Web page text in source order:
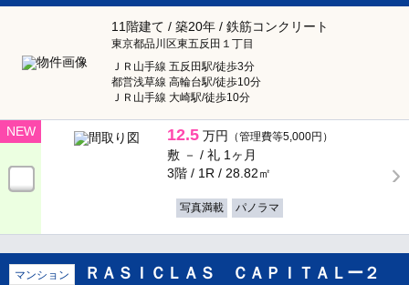
11階建て / 築20年 / 鉄筋コンクリート
東京都品川区東五反田１丁目
ＪＲ山手線 五反田駅/徒歩3分
都営浅草線 高輪台駅/徒歩10分
ＪＲ山手線 大崎駅/徒歩10分
NEW 12.5 万円 （管理費等5,000円）
敷 － / 礼 1ヶ月
3階 / 1R / 28.82㎡
写真満載 パノラマ
マンション ＲＡＳＩＣＬＡＳ ＣＡＰＩＴＡＬー２
室外設備
駐車場2台可
バイク置き場
シェアサイクル